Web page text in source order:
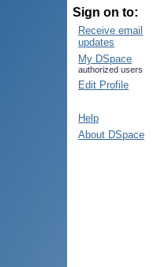
Sign on to:
Receive email
updates
My DSpace
authorized users
Edit Profile
Help
About DSpace